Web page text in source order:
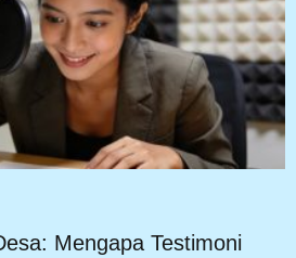
Mengapa Testimoni